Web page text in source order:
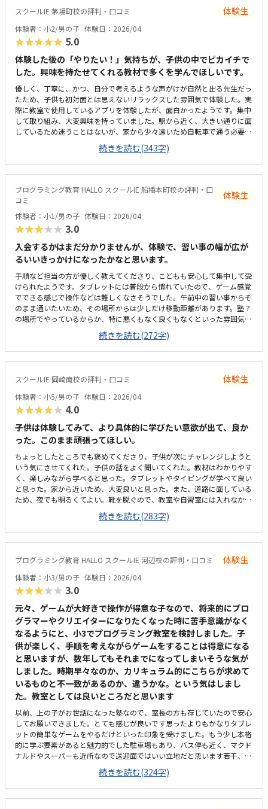
スクールIE 茅場町校の評判・口コミ 体験生
体験者：小2/男の子 体験日：2026/04
★★★★★ 5.0
体験した後の「やりたい！」気持ちが、子供の中でピカイチで
した。興味を持たせてくれる教材で多くを学んでほしいです。
優しく、丁寧に、かつ、自分で考えるような声がけが自然と出る先生だっ
たため、子供も初対面とは思えないリラックスした雰囲気で体験した。実
際に教室で使用しているアプリを体験したが、面白かったようです。集中
して取り組み、大変興味を持っていました。駅から近く、大きい通りに面
しているため迷うことはないが、家から少々遠いため自転車で通う必要が
あり、車どおりが多い通りをいくつも通るのが心配。体験教室と実際の教
室が同じかどうか不明なため評価は３に。体験した教室は特に問題はない
と思う。少々高めに思う。しかし、おそらく共同開発されたアプリなの
で、仕方がないのではと理解した。大きく分けて二種類の教材を利用で
き、どちらもプログラミングを学ぶが、それを多方面から学べるのが素人
から見ても良いのではと思った。
続きを読む(343字)
プログラミング教育 HALLO スクールIE 船橋本町校の評判・口
コミ
体験生
体験者：小1/男の子 体験日：2026/04
★★★★★ 3.0
入会するかはまだ分かりませんが、体験で、習い事の幅が広が
るいいきっかけになったかなと思います。
手順など担当の方が優しく教えてくださり、こどもも安心して集中して受
けられたようです。タブレットには普段から慣れていたので、ゲーム感覚
でできる感じで操作などは難しくなさそうでした。午前中の習い事からそ
のまま通いたいため、その場所からは少しだけ移動距離があります。塾？
の場所でやっているからか、特に悪くもなく良くもなくといった雰囲気で
すが、集中はできるのかなと思います。習い事と習い事の合間にできれば
と思って探していますが、少し高めだなという印象があります。まだ内容
をちゃんとやっていないので何とも言えませんが、興味はありそうな項目
だなと思います。
続きを読む(272字)
スクールIE 岡崎南校の評判・口コミ 体験生
体験者：小5/男の子 体験日：2026/04
★★★★★ 4.0
子供は体験してみて、より具体的に学びたい意欲が出て、良か
った。このまま頑張ってほしい。
ちょっとしたところでも褒めてくださり、子供が次にチャレンジしようと
いう気にさせてくれた。子供の話をよく聞いてくれた。教材はわかりやす
く、楽しみながら学べると思った。タブレットやタイピングが学べて良い
と思った。家から近いため、大変良いと思った。また、道路に面している
ため、夜でも明るくてよい。靴を脱ぐので、教室や自習室には入れなかっ
たが、とても綺麗で、環境よく学べると思った。想定よりも維持費を含め
て金額がしたので、3にしました。タブレットとか持ち込みでもう少し安
くなるといいなと思った。子供は時間を忘れて、体験していたので、良か
った。家でも学べる環境にしてあげたい。
続きを読む(283字)
プログラミング教育 HALLO スクールIE 河辺校の評判・口コミ 体験生
体験者：小3/男の子 体験日：2026/04
★★★★★ 3.0
元々、ゲームが大好きで操作が得意な子なので、将来的にプロ
グラマーやクリエイターになりたくなった時に苦手意識がなく
なるようにと、小3でプログラミング教室を検討しました。子
供が楽しく、手順を考えながらゲームをすることは得意になる
と思いますが、数年してもそれまでになってしまいそうな気が
しました。時期早々なのか、カリキュラム的にこちらが求めて
いるものと不一致があるのか、違うかな。という気はしまし
た。教室としては良いところだと思います
以前、上の子がお世話になった塾なので、室長の方も存じていたので安心
してお願いできました。とても感じが良いです思ったよりもかなりタブレ
ットの簡単なゲームをやるだけといった印象を受けました。もう少し本格
的に学ぶ要素があると魅力的でした駐車場もあり、バス停も近く、マクド
ナルドやスーパーも近所なので送迎面ではいい立地だと思います若干、狭
さは感じますが、清潔感はあります。土禁なのでとても綺麗です。タブレ
ットではなくちゃんとしたパソコンがあるといいのになと思いますゲーム
要素が強いカリキュラムにしては高額に感じてしまいました。設備費や教
材費のようなものを含めると結構負担なので、成長を感じにくいプログラ
続きを読む(324字)